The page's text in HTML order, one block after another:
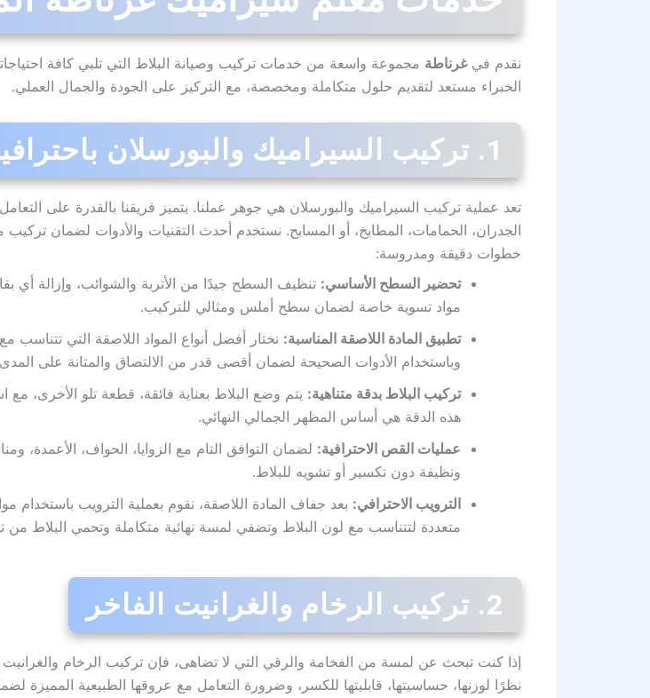
نقدم فيغرناطة مجموعة واسعة من خدمات تركيب وصيانة البلاط التي تلبي كافة
الخبراء مستعد لتقديم حلول متكاملة ومخصصة، مع التركيز على الجودة والجمال العملي.
1. تركيب السيراميك والبورسلان باحترافية
تعد عملية تركيب السيراميك والبورسلان هي جوهر عملنا. يتميز فريقنا بالقدرة على
الجدران، الحمامات، المطابخ، أو المسابح. نستخدم أحدث التقنيات والأدوات لضمان
خطوات دقيقة ومدروسة:
تحضير السطح الأساسي: تنظيف السطح جيدًا من الأتربة والشوائب، وإزالة أي
مواد تسوية خاصة لضمان سطح أملس ومثالي للتركيب.
تطبيق المادة اللاصقة المناسبة: نختار أفضل أنواع المواد اللاصقة التي تتناسب
وباستخدام الأدوات الصحيحة لضمان أقصى قدر من الالتصاق والمتانة على
تركيب البلاط بدقة متناهية: يتم وضع البلاط بعناية فائقة، قطعة تلو
هذه الدقة هي أساس المظهر الجمالي النهائي.
عمليات القص الاحترافية: لضمان التوافق التام مع الزوايا، الحواف، الأعمدة،
ونظيفة دون تكسير أو تشويه للبلاط.
الترويب الاحترافي: بعد جفاف المادة اللاصقة، نقوم بعملية الترويب باستخدام
متعددة لتتناسب مع لون البلاط وتضفي لمسة نهائية متكاملة وتحمي البلاط من
2. تركيب الرخام والغرانيت الفاخر
إذا كنت تبحث عن لمسة من الفخامة والرقي التي لا تضاهى، فإن تركيب الرخام والغرانيت
نظرًا لوزنها، حساسيتها، قابليتها للكسر، وضرورة التعامل مع عروقها الطبيعية المميزة